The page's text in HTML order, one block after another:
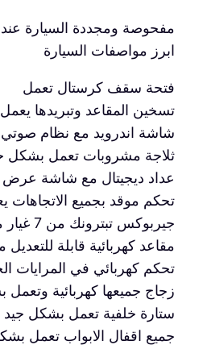
مفحوصة ومجددة السيارة عندي من سنة تقريبا
ابرز مواصفات السيارة
فتحة سقف كرستال تعمل
تسخين المقاعد وتبريدها
شاشة اندرويد مع نظام
ثلاجة مشروبات تعمل بشكل
عداد ديجيتال مع شاشة عرض
تحكم موقد بجميع الاتجاهات
جيربوكس تبترونك من 7 غيار مع وضعية ال Sو C
مقاعد كهربائية قابلة للتعديل مع اي
تحكم كهربائي في المرايات
زجاج جميعها كهربائية
ستارة خلفية تعمل بشكل جيد
جميع اقفال الابواب تعمل